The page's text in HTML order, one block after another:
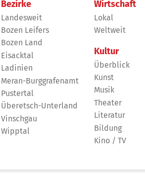
Bezirke
Landesweit
Bozen Leifers
Bozen Land
Eisacktal
Ladinien
Meran-Burggrafenamt
Pustertal
Überetsch-Unterland
Vinschgau
Wipptal
Wirtschaft
Lokal
Weltweit
Kultur
Überblick
Kunst
Musik
Theater
Literatur
Bildung
Kino / TV